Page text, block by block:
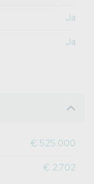
Ja
Ja
€ 525.000
€ 2.702